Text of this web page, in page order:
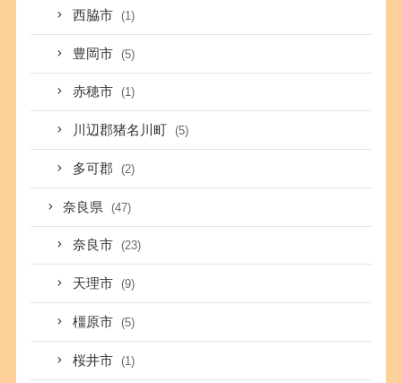
西脇市 (1)
豊岡市 (5)
赤穂市 (1)
川辺郡猪名川町 (5)
多可郡 (2)
奈良県 (47)
奈良市 (23)
天理市 (9)
橿原市 (5)
桜井市 (1)